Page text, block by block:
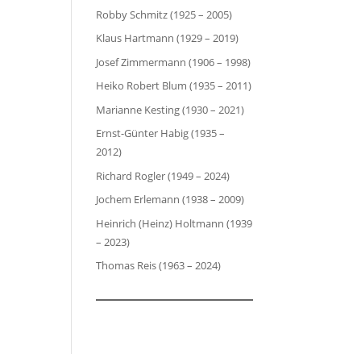
Robby Schmitz (1925 – 2005)
Klaus Hartmann (1929 – 2019)
Josef Zimmermann (1906 – 1998)
Heiko Robert Blum (1935 – 2011)
Marianne Kesting (1930 – 2021)
Ernst-Günter Habig (1935 –
2012)
Richard Rogler (1949 – 2024)
Jochem Erlemann (1938 – 2009)
Heinrich (Heinz) Holtmann (1939
– 2023)
Thomas Reis (1963 – 2024)